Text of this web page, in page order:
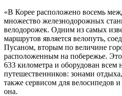
«В Корее расположено восемь
множество железнодорожных
велодорожек. Одним из самых
маршрутов является велопуть,
Пусаном, вторым по величине
расположенным на побережье.
633 километра и оборудован всем
путешественников: зонами
также сервисом для велосипедов
она.